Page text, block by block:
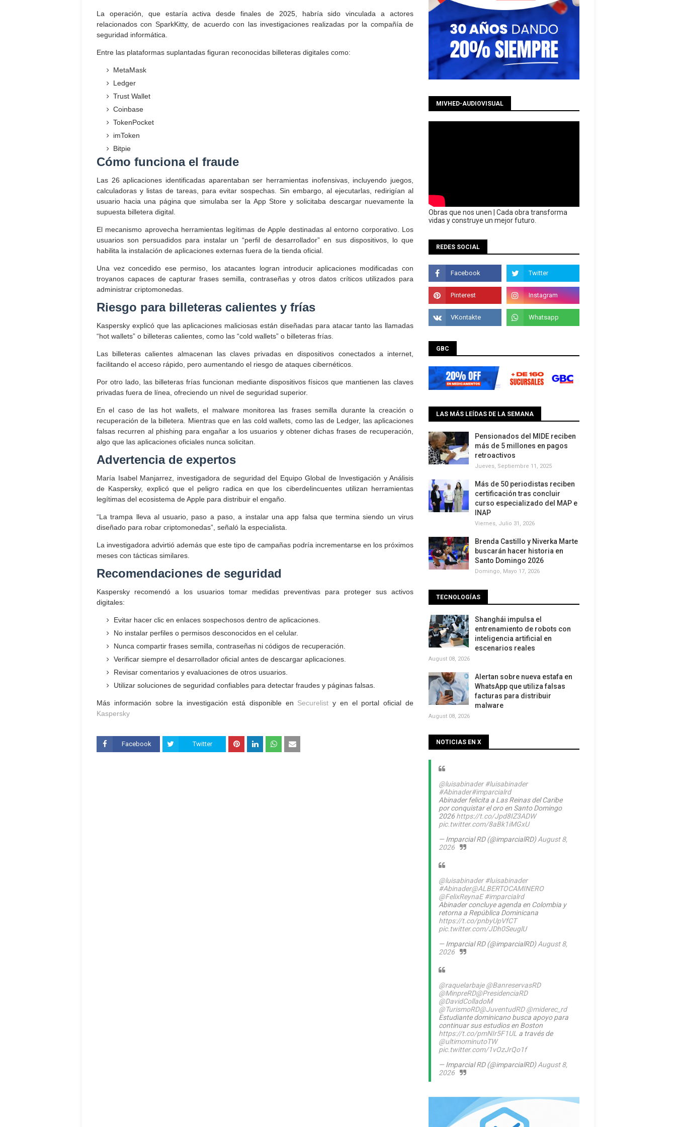
La operación, que estaría activa desde finales de 2025, habría sido vinculada a actores
relacionados con SparkKitty, de acuerdo con las investigaciones realizadas por la compañía de
seguridad informática.
Entre las plataformas suplantadas figuran reconocidas billeteras digitales como:
MetaMask
Ledger
Trust Wallet
Coinbase
TokenPocket
imToken
Bitpie
Cómo funciona el fraude
Las 26 aplicaciones identificadas aparentaban ser herramientas inofensivas, incluyendo juegos,
calculadoras y listas de tareas, para evitar sospechas. Sin embargo, al ejecutarlas, redirigían al
usuario hacia una página que simulaba ser la App Store y solicitaba descargar nuevamente la
supuesta billetera digital.
El mecanismo aprovecha herramientas legítimas de Apple destinadas al entorno corporativo. Los
usuarios son persuadidos para instalar un “perfil de desarrollador” en sus dispositivos, lo que
habilita la instalación de aplicaciones externas fuera de la tienda oficial.
Una vez concedido ese permiso, los atacantes logran introducir aplicaciones modificadas con
troyanos capaces de capturar frases semilla, contraseñas y otros datos críticos utilizados para
administrar criptomonedas.
Riesgo para billeteras calientes y frías
Kaspersky explicó que las aplicaciones maliciosas están diseñadas para atacar tanto las llamadas
“hot wallets” o billeteras calientes, como las “cold wallets” o billeteras frías.
Las billeteras calientes almacenan las claves privadas en dispositivos conectados a internet,
facilitando el acceso rápido, pero aumentando el riesgo de ataques cibernéticos.
Por otro lado, las billeteras frías funcionan mediante dispositivos físicos que mantienen las claves
privadas fuera de línea, ofreciendo un nivel de seguridad superior.
En el caso de las hot wallets, el malware monitorea las frases semilla durante la creación o
recuperación de la billetera. Mientras que en las cold wallets, como las de Ledger, las aplicaciones
falsas recurren al phishing para engañar a los usuarios y obtener dichas frases de recuperación,
algo que las aplicaciones oficiales nunca solicitan.
Advertencia de expertos
María Isabel Manjarrez, investigadora de seguridad del Equipo Global de Investigación y Análisis
de Kaspersky, explicó que el peligro radica en que los ciberdelincuentes utilizan herramientas
legítimas del ecosistema de Apple para distribuir el engaño.
“La trampa lleva al usuario, paso a paso, a instalar una app falsa que termina siendo un virus
diseñado para robar criptomonedas”, señaló la especialista.
La investigadora advirtió además que este tipo de campañas podría incrementarse en los próximos
meses con tácticas similares.
Recomendaciones de seguridad
Kaspersky recomendó a los usuarios tomar medidas preventivas para proteger sus activos
digitales:
Evitar hacer clic en enlaces sospechosos dentro de aplicaciones.
No instalar perfiles o permisos desconocidos en el celular.
Nunca compartir frases semilla, contraseñas ni códigos de recuperación.
Verificar siempre el desarrollador oficial antes de descargar aplicaciones.
Revisar comentarios y evaluaciones de otros usuarios.
Utilizar soluciones de seguridad confiables para detectar fraudes y páginas falsas.
Más información sobre la investigación está disponible en Securelist y en el portal oficial de
Kaspersky
Facebook Twitter
MIVHED-AUDIOVISUAL
Obras que nos unen | Cada obra transforma
vidas y construye un mejor futuro.
REDES SOCIAL
GBC
LAS MÁS LEÍDAS DE LA SEMANA
Pensionados del MIDE reciben
más de 5 millones en pagos
retroactivos
Jueves, Septiembre 11, 2025
Más de 50 periodistas reciben
certificación tras concluir
curso especializado del MAP e
INAP
Viernes, Julio 31, 2026
Brenda Castillo y Niverka Marte
buscarán hacer historia en
Santo Domingo 2026
Domingo, Mayo 17, 2026
TECNOLOGÍAS
Shanghái impulsa el
entrenamiento de robots con
inteligencia artificial en
escenarios reales
August 08, 2026
Alertan sobre nueva estafa en
WhatsApp que utiliza falsas
facturas para distribuir
malware
August 08, 2026
NOTICIAS EN X
@luisabinader #luisabinader
#Abinader#imparcialrd
Abinader felicita a Las Reinas del Caribe
por conquistar el oro en Santo Domingo
2026 https://t.co/Jpd8IZ3ADW
pic.twitter.com/8aBk1iMGxU
— Imparcial RD (@imparcialRD)August 8,
2026
@luisabinader #luisabinader
#Abinader@ALBERTOCAMINERO
@FelixReynaE #imparcialrd
Abinader concluye agenda en Colombia y
retorna a República Dominicana
https://t.co/pnbyUpVfCT
pic.twitter.com/JDh0SeuglU
— Imparcial RD (@imparcialRD)August 8,
2026
@raquelarbaje @BanreservasRD
@MinpreRD@PresidenciaRD
@DavidColladoM
@TurismoRD@JuventudRD @miderec_rd
Estudiante dominicano busca apoyo para
continuar sus estudios en Boston
https://t.co/pmNIr5F1UL a través de
@ultimominutoTW
pic.twitter.com/1vOzJrQo1f
— Imparcial RD (@imparcialRD)August 8,
2026